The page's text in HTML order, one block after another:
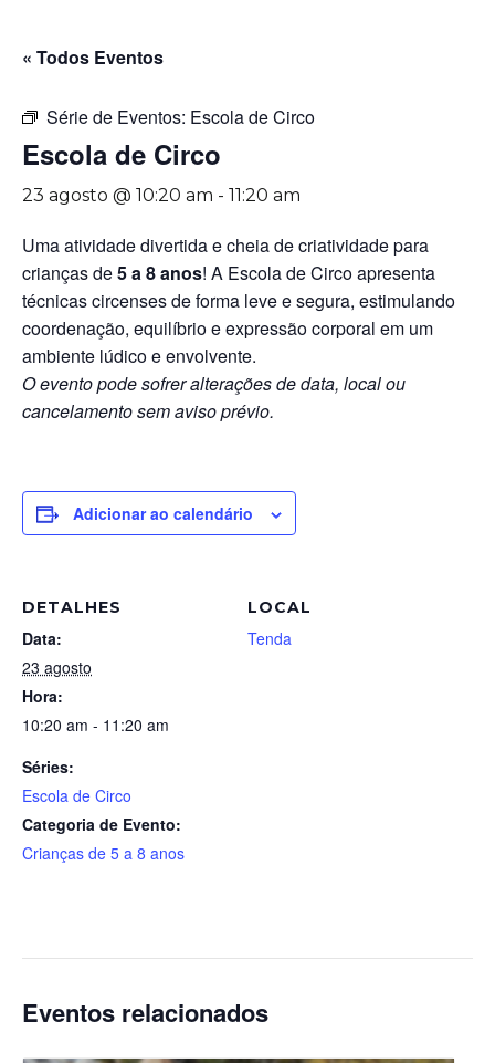
« Todos Eventos
Série de Eventos: Escola de Circo
Escola de Circo
23 agosto @ 10:20 am - 11:20 am
Uma atividade divertida e cheia de criatividade para
crianças de5 a 8 anos! A Escola de Circo apresenta
técnicas circenses de forma leve e segura, estimulando
coordenação, equilíbrio e expressão corporal em um
ambiente lúdico e envolvente.
O evento pode sofrer alterações de data, local ou
cancelamento sem aviso prévio.
Adicionar ao calendário
DETALHES
Data:
23 agosto
Hora:
10:20 am - 11:20 am
Séries:
Escola de Circo
Categoria de Evento:
Crianças de 5 a 8 anos
LOCAL
Tenda
Eventos relacionados